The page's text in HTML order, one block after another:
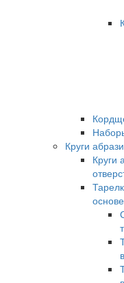
Круги
Круги
основе